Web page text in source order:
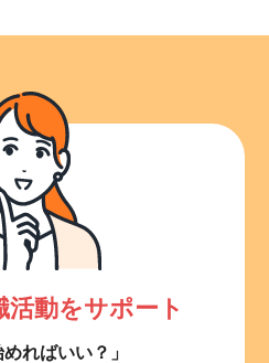
動をサポート
めればいい？」